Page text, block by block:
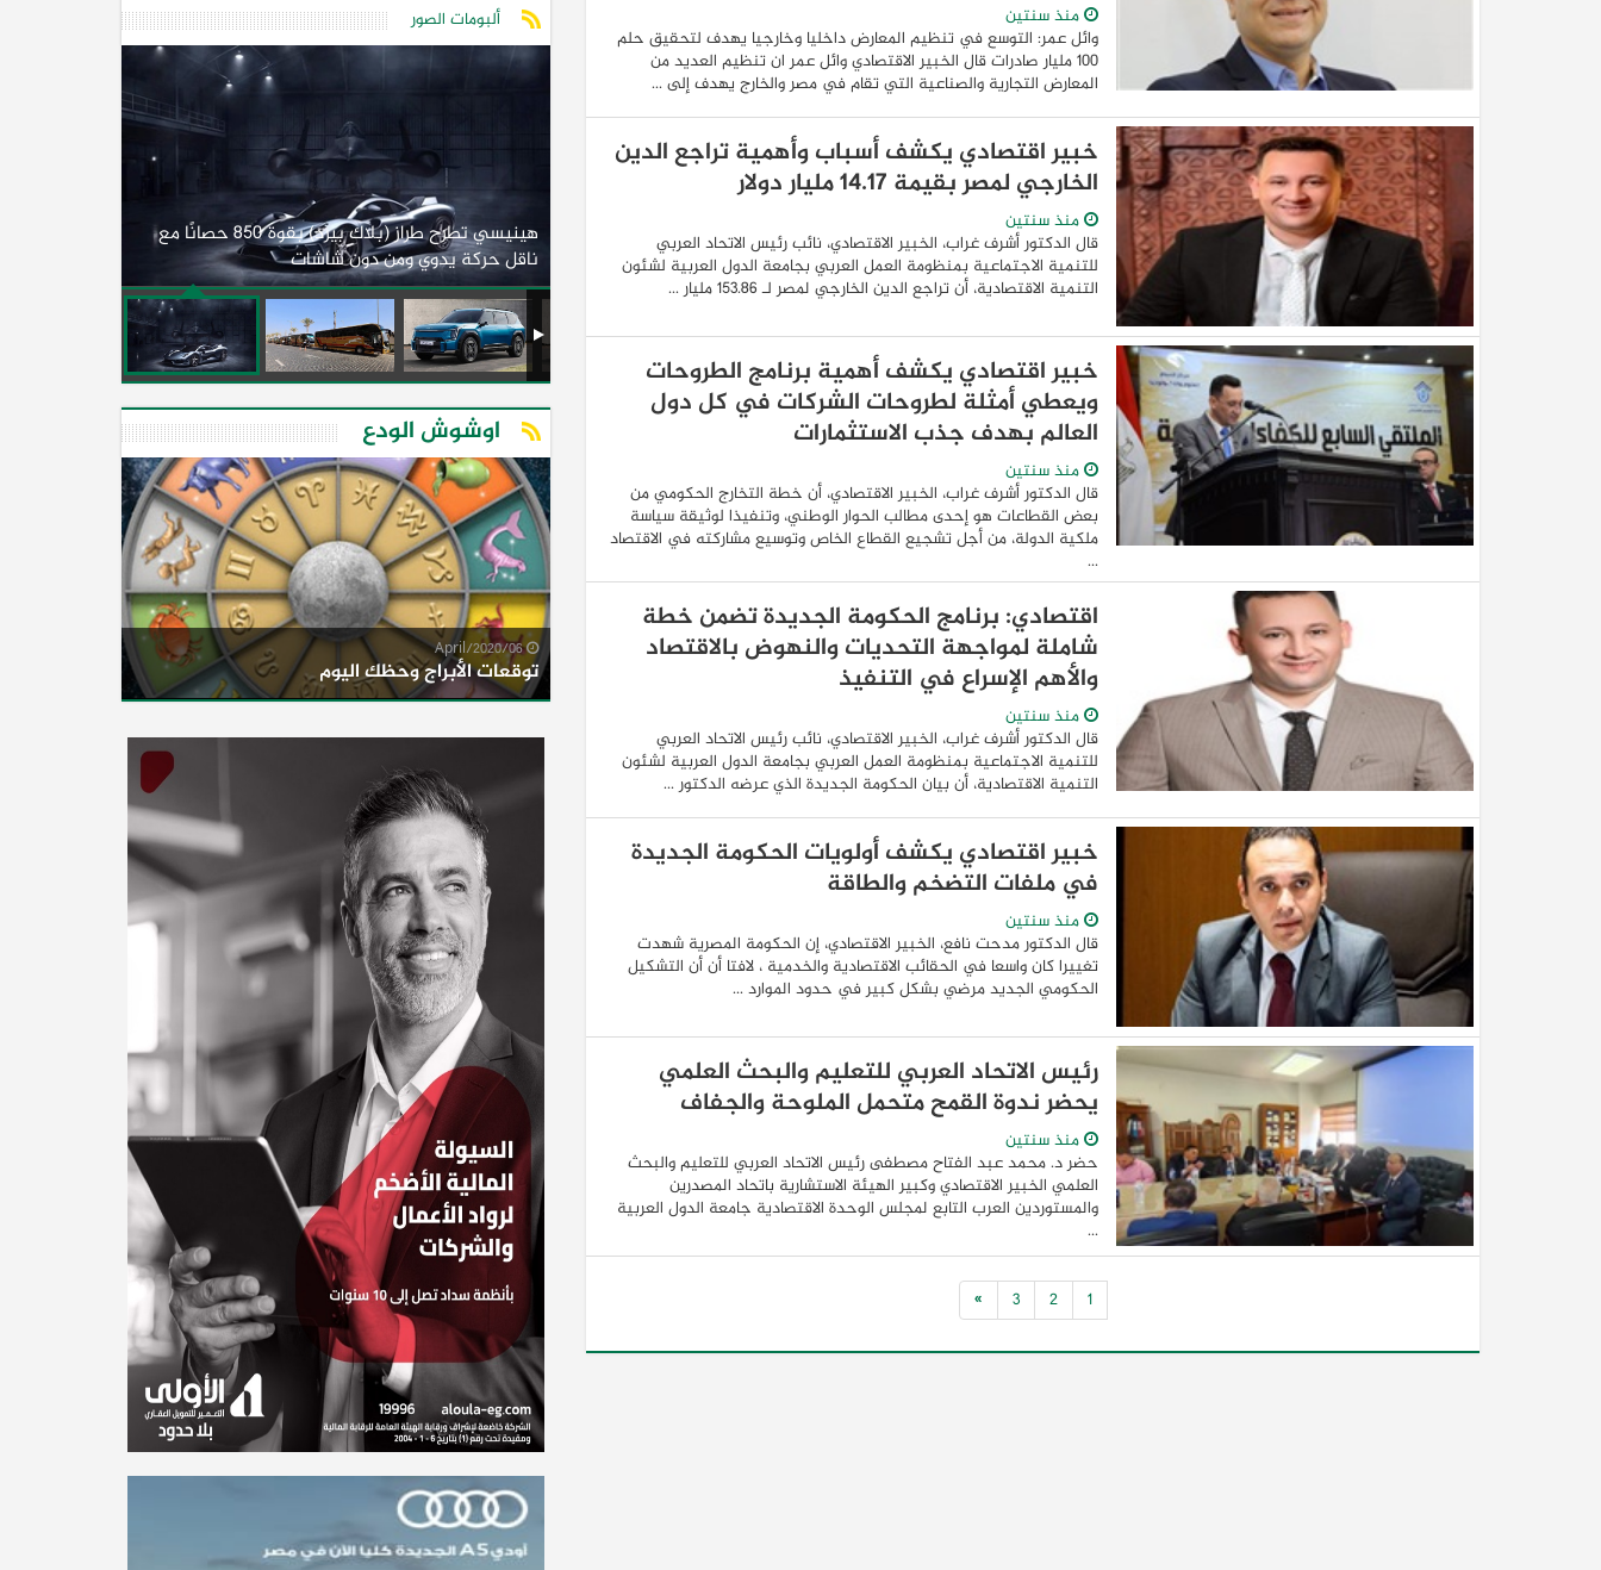
منذ سنتين
وائل عمر: التوسع في تنظيم المعارض داخليا وخارجيا يهدف لتحقيق حلم
100 مليار صادرات قال الخبير الاقتصادي وائل عمر ان تنظيم العديد من
المعارض التجارية والصناعية التي تقام في مصر والخارج يهدف إلى ...
خبير اقتصادي يكشف أسباب وأهمية تراجع الدين
الخارجي لمصر بقيمة 14.17 مليار دولار
منذ سنتين
قال الدكتور أشرف غراب، الخبير الاقتصادي، نائب رئيس الاتحاد العربي
للتنمية الاجتماعية بمنظومة العمل العربي بجامعة الدول العربية لشئون
التنمية الاقتصادية، أن تراجع الدين الخارجي لمصر لـ 153.86 مليار ...
خبير اقتصادي يكشف أهمية برنامج الطروحات
ويعطي أمثلة لطروحات الشركات في كل دول
العالم بهدف جذب الاستثمارات
منذ سنتين
قال الدكتور أشرف غراب، الخبير الاقتصادي، أن خطة التخارج الحكومي من
بعض القطاعات هو إحدى مطالب الحوار الوطني، وتنفيذا لوثيقة سياسة
ملكية الدولة، من أجل تشجيع القطاع الخاص وتوسيع مشاركته في الاقتصاد
...
اقتصادي: برنامج الحكومة الجديدة تضمن خطة
شاملة لمواجهة التحديات والنهوض بالاقتصاد
والأهم الإسراع في التنفيذ
منذ سنتين
قال الدكتور أشرف غراب، الخبير الاقتصادي، نائب رئيس الاتحاد العربي
للتنمية الاجتماعية بمنظومة العمل العربي بجامعة الدول العربية لشئون
التنمية الاقتصادية، أن بيان الحكومة الجديدة الذي عرضه الدكتور ...
خبير اقتصادي يكشف أولويات الحكومة الجديدة
في ملفات التضخم والطاقة
منذ سنتين
قال الدكتور مدحت نافع، الخبير الاقتصادي، إن الحكومة المصرية شهدت
تغييرا كان واسعا في الحقائب الاقتصادية والخدمية ، لافتا أن أن التشكيل
الحكومي الجديد مرضي بشكل كبير في حدود الموارد ...
رئيس الاتحاد العربي للتعليم والبحث العلمي
يحضر ندوة القمح متحمل الملوحة والجفاف
منذ سنتين
حضر د. محمد عبد الفتاح مصطفى رئيس الاتحاد العربي للتعليم والبحث
العلمي الخبير الاقتصادي وكبير الهيئة الاستشارية باتحاد المصدرين
والمستوردين العرب التابع لمجلس الوحدة الاقتصادية جامعة الدول العربية
...
1
2
3
»
ألبومات الصور
هينيسي تطرح طراز (بلاك بيرد) بقوة 850 حصانًا مع
ناقل حركة يدوي ومن دون شاشات
النصر للسيارات إلى شركة الاتحاد العربي للنقل البري
(السوبرجيت)
كيا EV9 GT للباحثين عن متعة قيادة السيارات الكهربائية
اوشوش الودع
06/April/2020
توقعات الأبراج وحظك اليوم